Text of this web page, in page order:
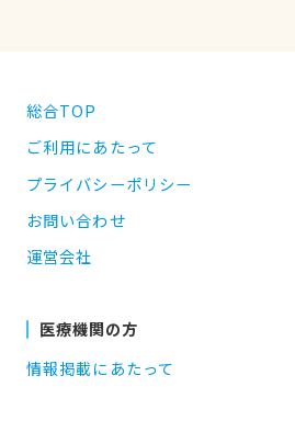
総合TOP
ご利用にあたって
プライバシーポリシー
お問い合わせ
運営会社
医療機関の方
情報掲載にあたって